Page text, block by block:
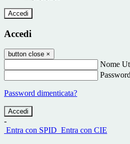
Accedi
Accedi
button close ×
Nome
Password dimenticata?
-
Entra con SPID Entra con CIE